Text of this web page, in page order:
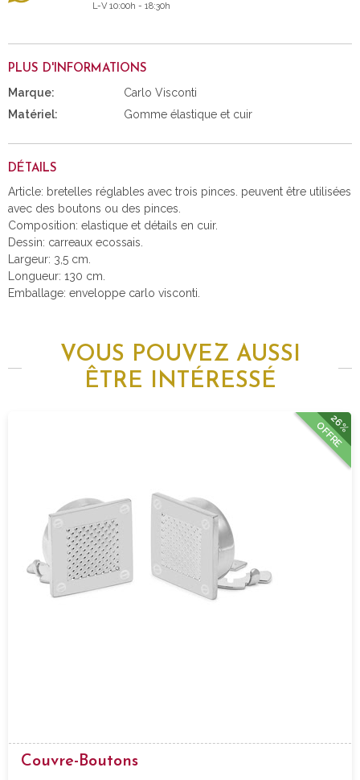
L-V 10:00h - 18:30h
PLUS D'INFORMATIONS
Marque:
Carlo Visconti
Matériel:
Gomme élastique et cuir
DÉTAILS
Article: bretelles réglables avec trois pinces. peuvent être utilisées
avec des boutons ou des pinces.
Composition: elastique et détails en cuir.
Dessin: carreaux ecossais.
Largeur: 3,5 cm.
Longueur: 130 cm.
Emballage: enveloppe carlo visconti.
VOUS POUVEZ AUSSI
ÊTRE INTÉRESSÉ
26%
OFFRE
Couvre-Boutons